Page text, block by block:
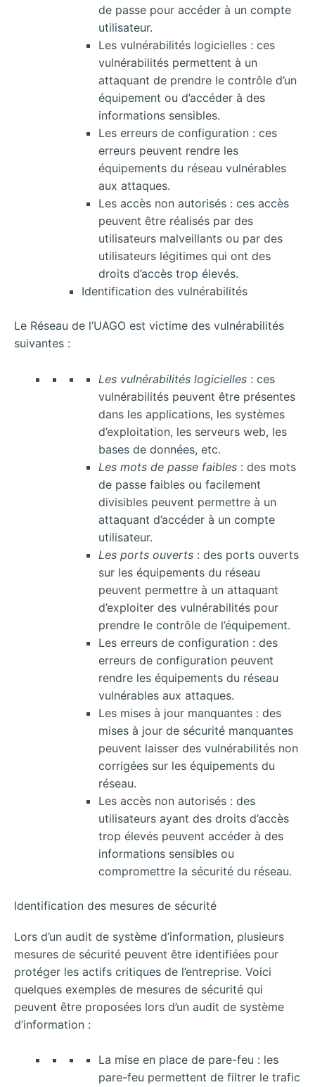
de passe pour accéder à un compte
utilisateur.
Les vulnérabilités logicielles : ces
vulnérabilités permettent à un
attaquant de prendre le contrôle d’un
équipement ou d’accéder à des
informations sensibles.
Les erreurs de configuration : ces
erreurs peuvent rendre les
équipements du réseau vulnérables
aux attaques.
Les accès non autorisés : ces accès
peuvent être réalisés par des
utilisateurs malveillants ou par des
utilisateurs légitimes qui ont des
droits d’accès trop élevés.
Identification des vulnérabilités
Le Réseau de l’UAGO est victime des vulnérabilités
suivantes :
Les vulnérabilités logicielles : ces
vulnérabilités peuvent être présentes
dans les applications, les systèmes
d’exploitation, les serveurs web, les
bases de données, etc.
Les mots de passe faibles : des mots
de passe faibles ou facilement
divisibles peuvent permettre à un
attaquant d’accéder à un compte
utilisateur.
Les ports ouverts : des ports ouverts
sur les équipements du réseau
peuvent permettre à un attaquant
d’exploiter des vulnérabilités pour
prendre le contrôle de l’équipement.
Les erreurs de configuration : des
erreurs de configuration peuvent
rendre les équipements du réseau
vulnérables aux attaques.
Les mises à jour manquantes : des
mises à jour de sécurité manquantes
peuvent laisser des vulnérabilités non
corrigées sur les équipements du
réseau.
Les accès non autorisés : des
utilisateurs ayant des droits d’accès
trop élevés peuvent accéder à des
informations sensibles ou
compromettre la sécurité du réseau.
Identification des mesures de sécurité
Lors d’un audit de système d’information, plusieurs
mesures de sécurité peuvent être identifiées pour
protéger les actifs critiques de l’entreprise. Voici
quelques exemples de mesures de sécurité qui
peuvent être proposées lors d’un audit de système
d’information :
La mise en place de pare-feu : les
pare-feu permettent de filtrer le trafic